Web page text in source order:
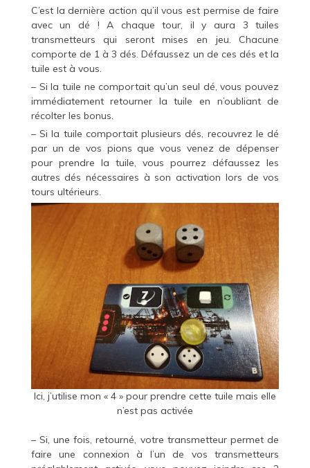
C’est la dernière action qu’il vous est permise de faire
avec un dé ! A chaque tour, il y aura 3 tuiles
transmetteurs qui seront mises en jeu. Chacune
comporte de 1 à 3 dés. Défaussez un de ces dés et la
tuile est à vous.
– Si la tuile ne comportait qu’un seul dé, vous pouvez
immédiatement retourner la tuile en n’oubliant de
récolter les bonus.
– Si la tuile comportait plusieurs dés, recouvrez le dé
par un de vos pions que vous venez de dépenser
pour prendre la tuile, vous pourrez défaussez les
autres dés nécessaires à son activation lors de vos
tours ultérieurs.
Ici, j’utilise mon « 4 » pour prendre cette tuile mais elle
n’est pas activée
– Si, une fois, retourné, votre transmetteur permet de
faire une connexion à l’un de vos transmetteurs